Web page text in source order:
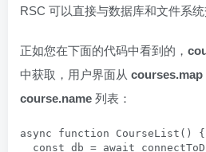
RSC 可以直接与数据库和文件系统
正如您在下面的代码中看到的，
中获取，用户界面从 courses.map
course.name 列表：
async function CourseList() {
const db = await